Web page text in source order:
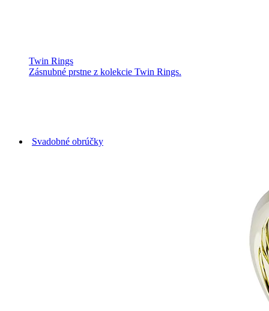
Twin Rings
Zásnubné prstne z kolekcie Twin Rings.
Svadobné obrúčky